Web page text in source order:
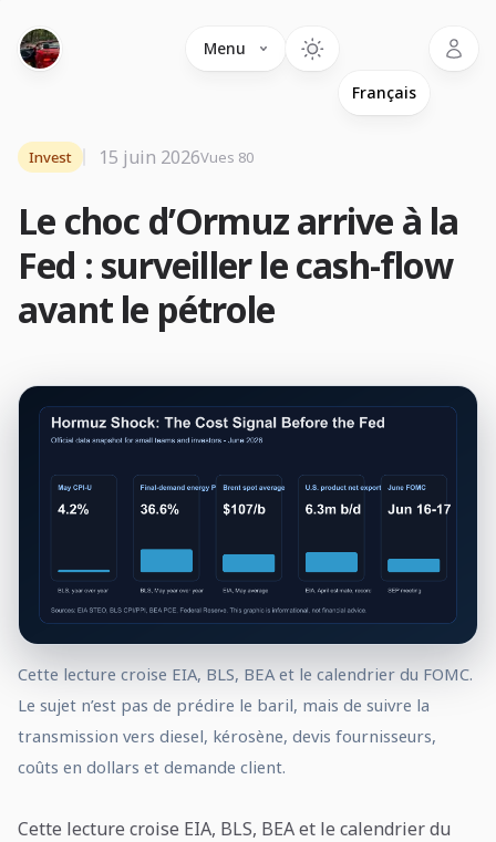
Menu
Le choc d’Ormuz arrive à la
Fed : surveiller le cash-flow
avant le pétrole
Invest 15 juin 2026Vues 80
Cette lecture croise EIA, BLS, BEA et le calendrier du FOMC.
Le sujet n’est pas de prédire le baril, mais de suivre la
transmission vers diesel, kérosène, devis fournisseurs,
coûts en dollars et demande client.
Cette lecture croise EIA, BLS, BEA et le calendrier du